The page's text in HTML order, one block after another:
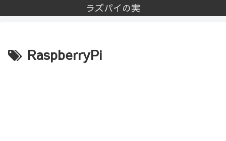
ラズパイの実
RaspberryPi